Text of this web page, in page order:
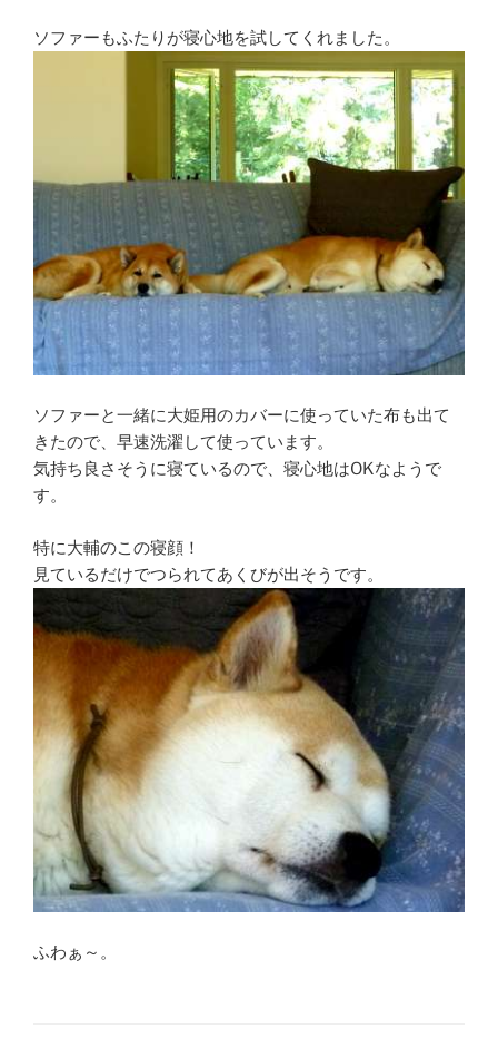
ソファーもふたりが寝心地を試してくれました。
ソファーと一緒に大姫用のカバーに使っていた布も出て
きたので、早速洗濯して使っています。
気持ち良さそうに寝ているので、寝心地はOKなようで
す。
特に大輔のこの寝顔！
見ているだけでつられてあくびが出そうです。
ふわぁ～。